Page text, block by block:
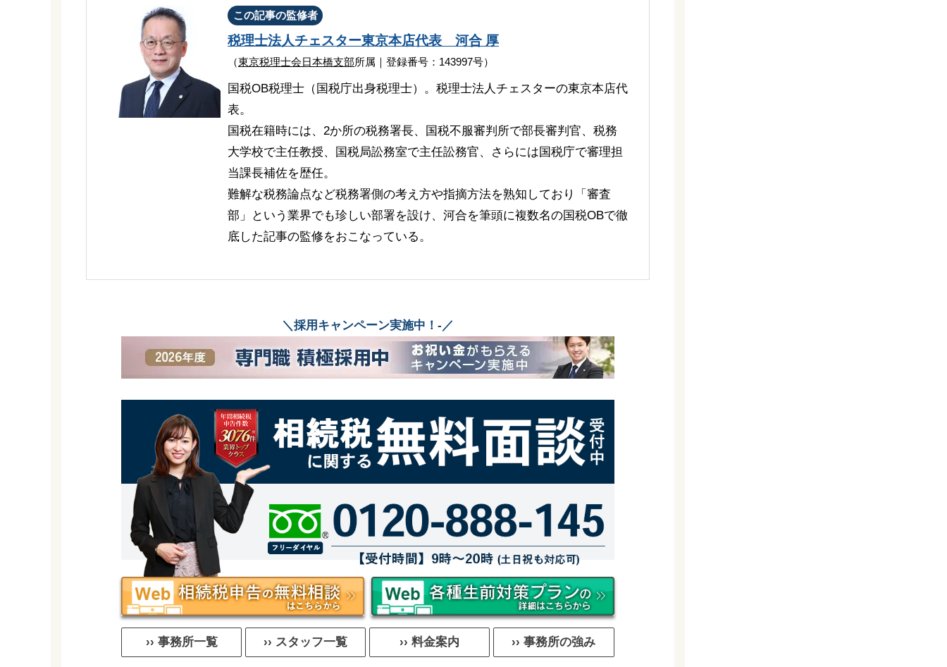
この記事の監修者
税理士法人チェスター東京本店代表 河合 厚
（東京税理士会日本橋支部所属｜登録番号：143997号）
国税OB税理士（国税庁出身税理士）。税理士法人チェスターの東京本店代
表。
国税在籍時には、2か所の税務署長、国税不服審判所で部長審判官、税務
大学校で主任教授、国税局訟務室で主任訟務官、さらには国税庁で審理担
当課長補佐を歴任。
難解な税務論点など税務署側の考え方や指摘方法を熟知しており「審査
部」という業界でも珍しい部署を設け、河合を筆頭に複数名の国税OBで徹
底した記事の監修をおこなっている。
＼採用キャンペーン実施中！-／
›› 事務所一覧 ›› スタッフ一覧 ›› 料金案内 ›› 事務所の強み